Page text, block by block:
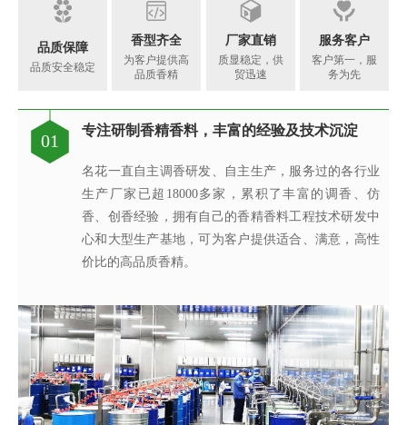
品质保障
品质安全稳定
香型齐全
为客户提供高
品质香精
厂家直销
质显稳定，供
贸迅速
服务客户
客户第一，服
务为先
01
专注研制香精香料，丰富的经验及技术沉淀
名花一直自主调香研发、自主生产，服务过的各行业
生产厂家已超18000多家，累积了丰富的调香、仿
香、创香经验，拥有自己的香精香料工程技术研发中
心和大型生产基地，可为客户提供适合、满意，高性
价比的高品质香精。
02
香精香料工程技术研究中心，可满足客户不同
名花凝聚了一支博士专家组成的创新团队，与国内多
所院校建立起产、学、研合作，获得发明专利19项，
承担有国家、省、市级科技创新项目5项，已建成广
东省香精香料工程技术研究中心。
03
每一味香皆是调香师对香味的极致追求
创香是建立在大量应用研究与体验感受，集科学与艺
术于一体的创造性活动。名花调香师感知生活的美
好，捕捉灵感的瞬间，感受香之魂与香之韵，研发创
造出令人愉悦的香精香料产品；同时在保证安全、稳
定、健康的条件下，每一味香皆是名花调香师对香味
04
针对客户的要求提供相应的香精应用服务
名花的应用及技术服务中心，汇聚了多位优秀的技术
工程师从事香精香料在各类产品中的开发应用，同
时，名花也积极参与客户的产品研究与开发过程，针
对客户的要求提供相应的香精应用服务，协助我们客
户的新品开发提供具有更高效率、更高质量的技术服
05
完善的质量管理体系、先进的检验设备
名花质量保证体系由多位工作严谨、经验丰富的检验
技术人员组成，基于高素质的质量管理团队、完善的
质量管理体系、先进的检验检测设备，我们从原料、
半成品到成品的全流程有效监控，确保了产品稳定性
和安全性。
06
专注研制香精香料，丰富的经验及技术沉淀
名花一直自主调香研发、自主生产，服务过的各行业
生产厂家已超18000多家，累积了丰富的调香、仿
香、创香经验，拥有自己的香精香料工程技术研发中
心和大型生产基地，可为客户提供适合、满意，高性
价比的高品质香精。
07
现代化高标准香精生产基地
名花斥巨资在广东省清远市建成新的高标准香精生产
基地，配置有先进的现代化香精生产线，目前年产量
达8000吨以上，为名花强大稳定的供货能力及远超出
同行业的交货速度奠定了坚实的基础，稳定持续地为
厂商提供高品质香精!
08
真心酿香味 芬芳传五洲
名花公司之所以能在业务上发展迅速，很大程度是我
们从客户的角度着想，不断满足客户对提高其产品质
量以及缩短交货期的需求，对于客户的紧急要求，公
司启动应急机制并发挥遍布全球88个销售服务网点的
专业高效优势，及时解决客户之急。